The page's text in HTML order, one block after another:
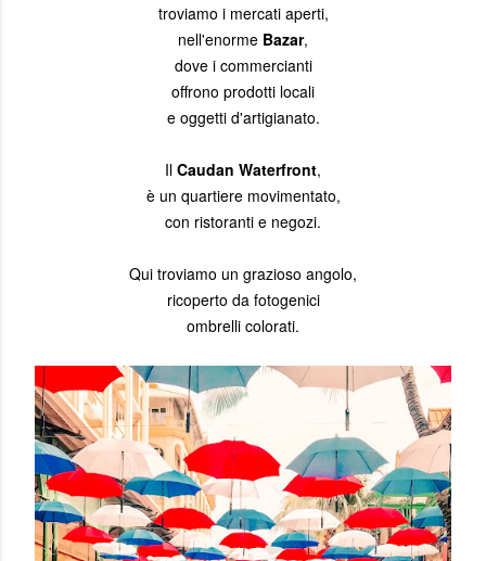
troviamo i mercati aperti,
nell'enorme Bazar,
dove i commercianti
offrono prodotti locali
e oggetti d'artigianato.
Il Caudan Waterfront,
è un quartiere movimentato,
con ristoranti e negozi.
Qui troviamo un grazioso angolo,
ricoperto da fotogenici
ombrelli colorati.